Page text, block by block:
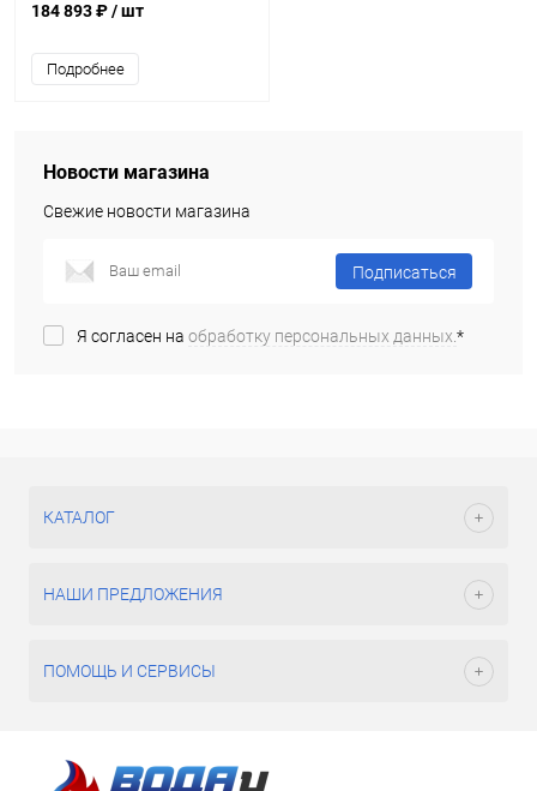
184 893 ₽/ шт
Подробнее
Новости магазина
Свежие новости магазина
Подписаться
Я согласен на обработку персональных данных.*
КАТАЛОГ
НАШИ ПРЕДЛОЖЕНИЯ
ПОМОЩЬ И СЕРВИСЫ